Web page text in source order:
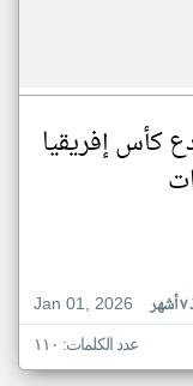
كأس إفريقيا
Jan 01, 2026
عدد الكلمات: ١١٠